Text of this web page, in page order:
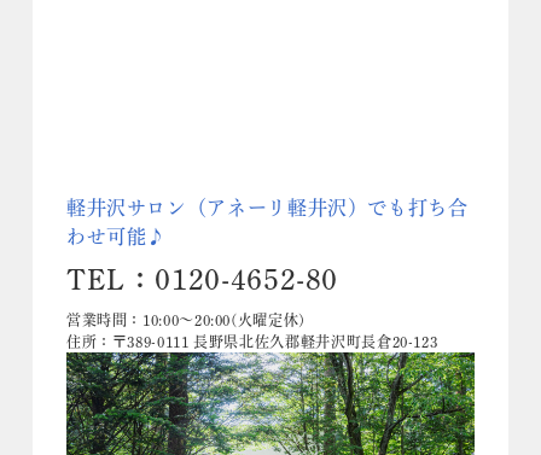
軽井沢サロン（アネーリ軽井沢）でも打ち合
わせ可能♪
TEL：0120-4652-80
営業時間：10:00～20:00(火曜定休)
住所：〒389-0111 長野県北佐久郡軽井沢町長倉20-123